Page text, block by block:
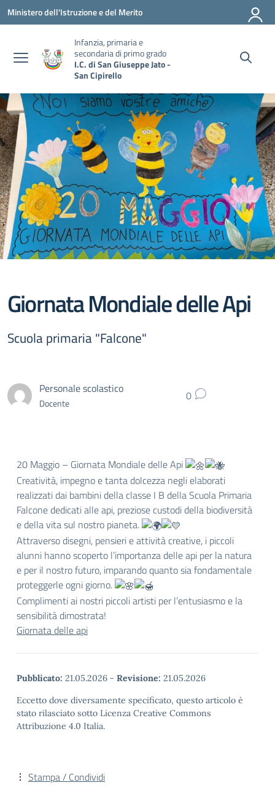
Vai ai contenuti
Vai al menu di navigazione
Vai al footer
Ministero dell'Istruzione e del Merito
Infanzia, primaria e
secondaria di primo grado
I.C. di San Giuseppe Jato -
San Cipirello
Giornata Mondiale delle Api
Scuola primaria "Falcone"
Personale scolastico
Docente 0
20 Maggio – Giornata Mondiale delle Api
Creatività, impegno e tanta dolcezza negli elaborati
realizzati dai bambini della classe I B della Scuola Primaria
Falcone dedicati alle api, preziose custodi della biodiversità
e della vita sul nostro pianeta.
Attraverso disegni, pensieri e attività creative, i piccoli
alunni hanno scoperto l’importanza delle api per la natura
e per il nostro futuro, imparando quanto sia fondamentale
proteggerle ogni giorno.
Complimenti ai nostri piccoli artisti per l’entusiasmo e la
sensibilità dimostrata!
Giornata delle api
Pubblicato: 21.05.2026 - Revisione: 21.05.2026
Eccetto dove diversamente specificato, questo articolo è
stato rilasciato sotto Licenza Creative Commons
Attribuzione 4.0 Italia.
Stampa / Condividi